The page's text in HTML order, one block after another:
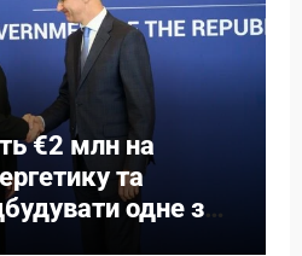
€2 млн на
та
одне з